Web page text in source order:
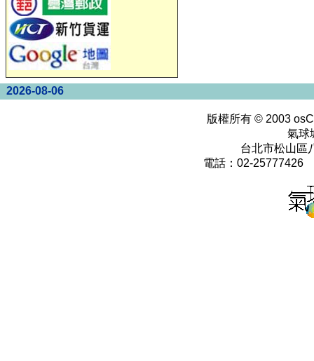
2026-08-06
版權所有 © 2003
氣球
台北市松山區
電話：02-25777426